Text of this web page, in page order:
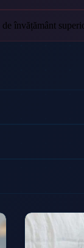
învățământ